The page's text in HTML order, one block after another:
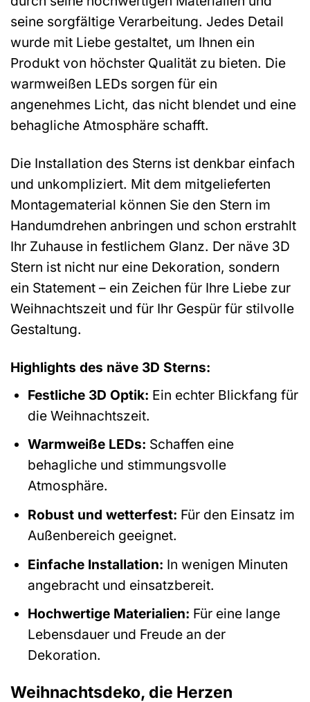
seine sorgfältige Verarbeitung. Jedes Detail
wurde mit Liebe gestaltet, um Ihnen ein
Produkt von höchster Qualität zu bieten. Die
warmweißen LEDs sorgen für ein
angenehmes Licht, das nicht blendet und eine
behagliche Atmosphäre schafft.
Die Installation des Sterns ist denkbar einfach
und unkompliziert. Mit dem mitgelieferten
Montagematerial können Sie den Stern im
Handumdrehen anbringen und schon erstrahlt
Ihr Zuhause in festlichem Glanz. Der näve 3D
Stern ist nicht nur eine Dekoration, sondern
ein Statement – ein Zeichen für Ihre Liebe zur
Weihnachtszeit und für Ihr Gespür für stilvolle
Gestaltung.
Highlights des näve 3D Sterns:
Festliche 3D Optik: Ein echter Blickfang für
die Weihnachtszeit.
Warmweiße LEDs: Schaffen eine
behagliche und stimmungsvolle
Atmosphäre.
Robust und wetterfest: Für den Einsatz im
Außenbereich geeignet.
Einfache Installation: In wenigen Minuten
angebracht und einsatzbereit.
Hochwertige Materialien: Für eine lange
Lebensdauer und Freude an der
Dekoration.
Weihnachtsdeko, die Herzen